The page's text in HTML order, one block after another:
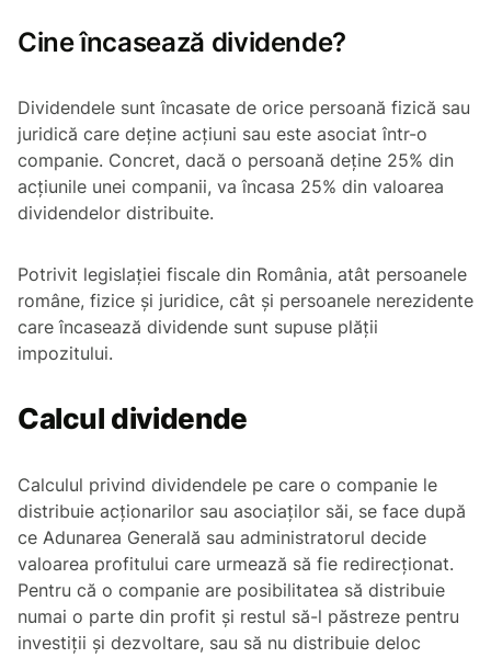
Cine încasează dividende?
Dividendele sunt încasate de orice persoană fizică sau
juridică care deține acțiuni sau este asociat într-o
companie. Concret, dacă o persoană deține 25% din
acțiunile unei companii, va încasa 25% din valoarea
dividendelor distribuite.
Potrivit legislației fiscale din România, atât persoanele
române, fizice și juridice, cât și persoanele nerezidente
care încasează dividende sunt supuse plății
impozitului.
Calcul dividende
Calculul privind dividendele pe care o companie le
distribuie acționarilor sau asociaților săi, se face după
ce Adunarea Generală sau administratorul decide
valoarea profitului care urmează să fie redirecționat.
Pentru că o companie are posibilitatea să distribuie
numai o parte din profit și restul să-l păstreze pentru
investiții și dezvoltare, sau să nu distribuie deloc